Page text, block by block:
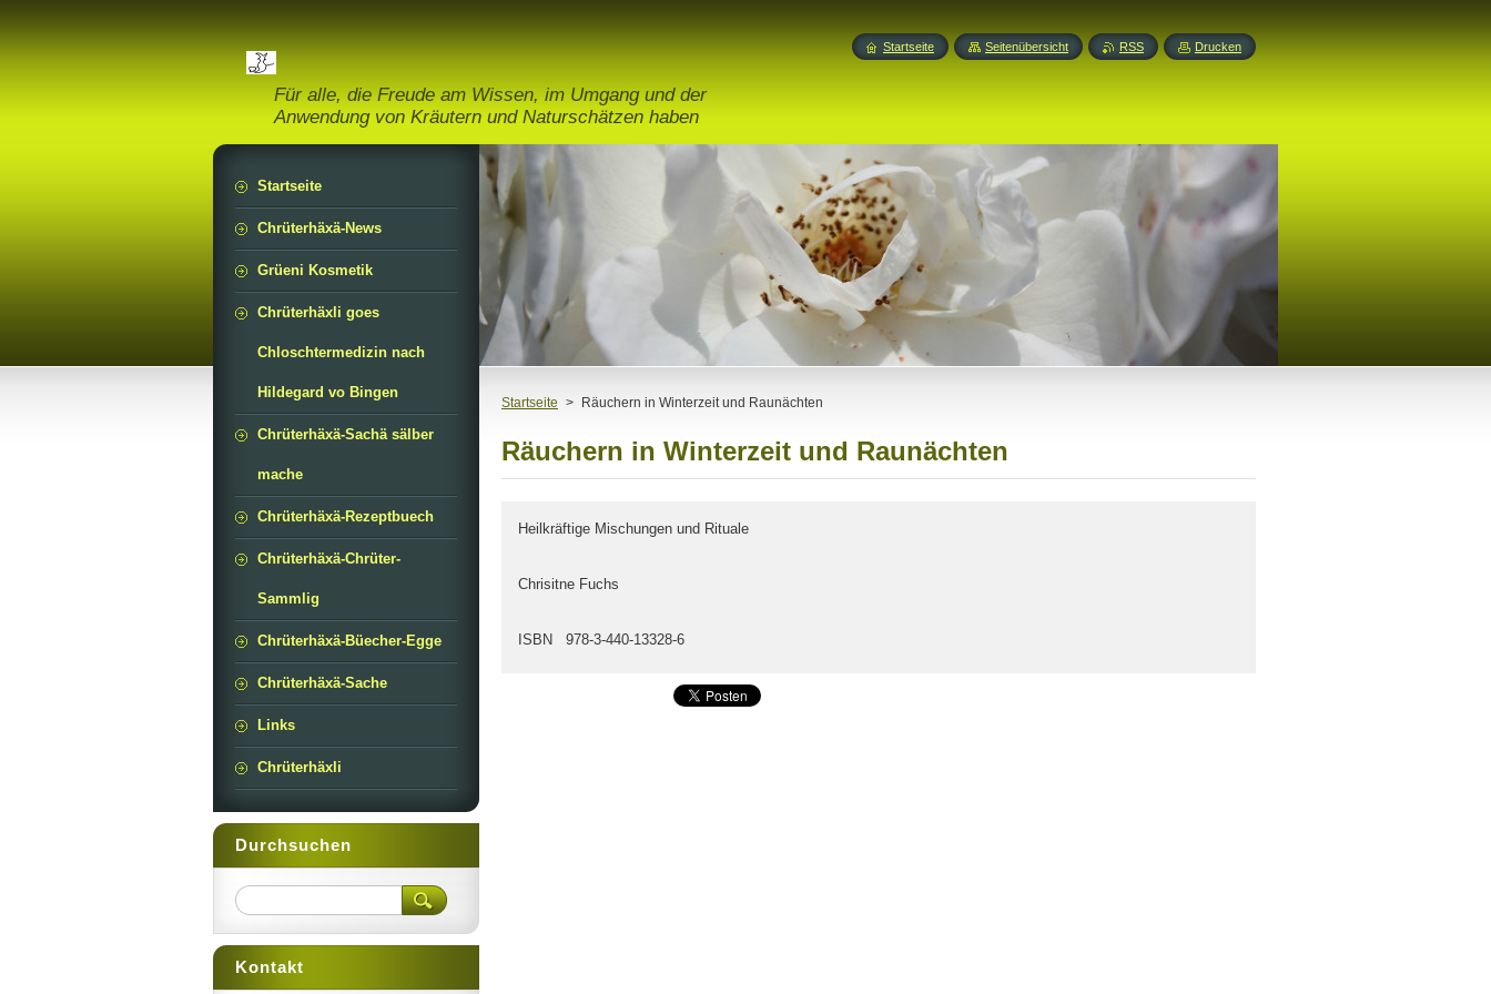
Für alle, die Freude am Wissen, im Umgang und der
Anwendung von Kräutern und Naturschätzen haben
Startseite > Räuchern in Winterzeit und Raunächten
Räuchern in Winterzeit und Raunächten
Heilkräftige Mischungen und Rituale
Chrisitne Fuchs
ISBN 978-3-440-13328-6
Startseite
Chrüterhäxä-News
Grüeni Kosmetik
Chrüterhäxli goes
Chloschtermedizin nach
Hildegard vo Bingen
Chrüterhäxä-Sachä sälber
mache
Chrüterhäxä-Rezeptbuech
Chrüterhäxä-Chrüter-
Sammlig
Chrüterhäxä-Büecher-Egge
Chrüterhäxä-Sache
Links
Chrüterhäxli
Durchsuchen
Kontakt
Startseite Seitenübersicht RSS Drucken